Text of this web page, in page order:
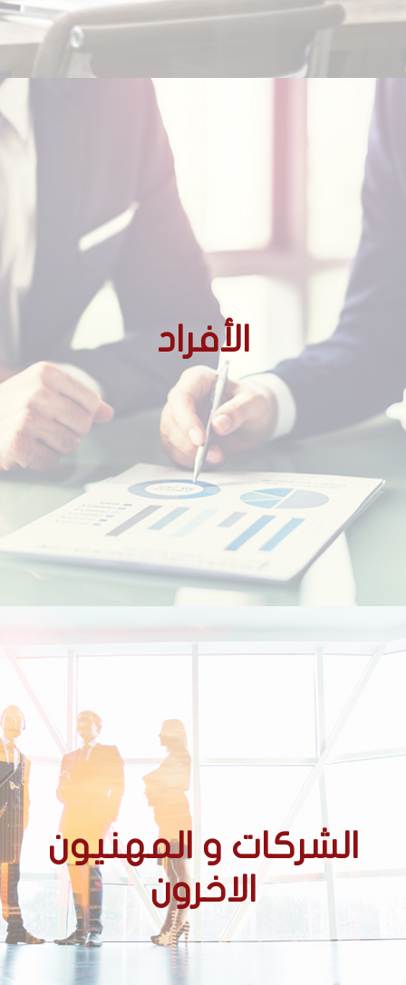
الأفراد
الأجانب غير المقيمين
الأجانب المقيمين
المغاربة المقيمين بالخارج
الطلاب المغاربة في الخارج
الشركات و المهنيون
الاخرون
الشركات الحائزة على عقود